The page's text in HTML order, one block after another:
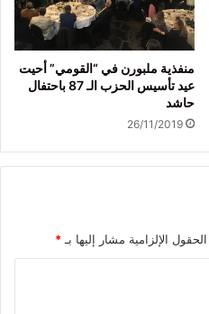
منفذية ملبورن في “القومي” أحيت
عيد تأسيس الحزب الـ 87 باحتفال
حاشد
26/11/2019
الحقول الإلزامية مشار إليها بـ *